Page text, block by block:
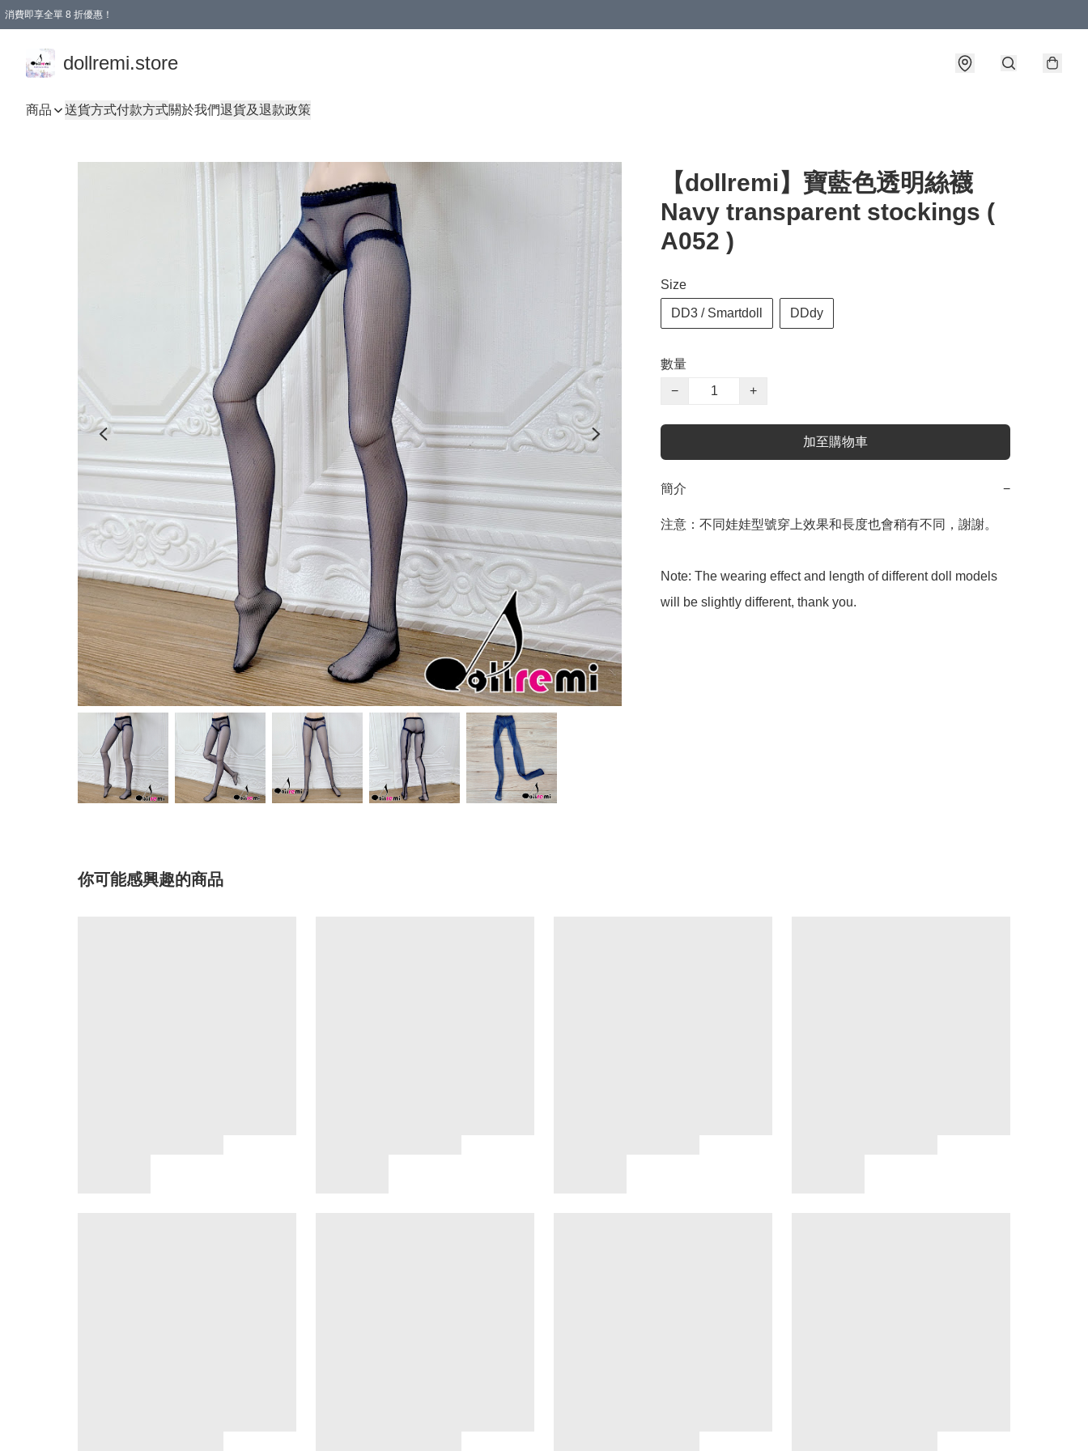
消費即享全單 8 折優惠！
dollremi.store
商品 送貨方式付款方式關於我們退貨及退款政策
【dollremi】寶藍色透明絲襪
Navy transparent stockings (
A052 )
Size
DD3 / Smartdoll DDdy
數量
−
+
加至購物車
簡介 −
注意：不同娃娃型號穿上效果和長度也會稍有不同，謝謝。
Note: The wearing effect and length of different doll models
will be slightly different, thank you.
你可能感興趣的商品